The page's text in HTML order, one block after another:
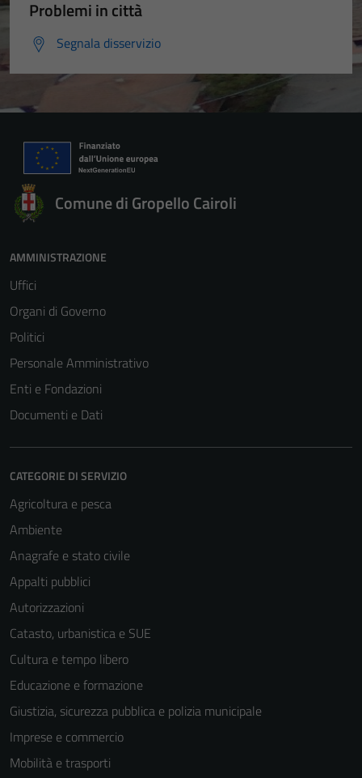
Problemi in città
Segnala disservizio
Comune di Gropello Cairoli
AMMINISTRAZIONE
Uffici
Organi di Governo
Politici
Personale Amministrativo
Enti e Fondazioni
Documenti e Dati
CATEGORIE DI SERVIZIO
Agricoltura e pesca
Ambiente
Anagrafe e stato civile
Appalti pubblici
Autorizzazioni
Catasto, urbanistica e SUE
Cultura e tempo libero
Educazione e formazione
Giustizia, sicurezza pubblica e polizia municipale
Imprese e commercio
Mobilità e trasporti